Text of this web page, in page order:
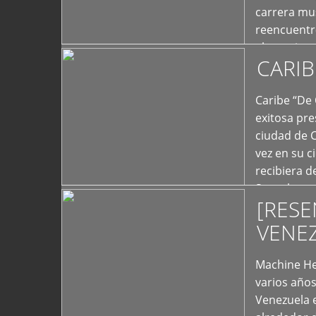
carrera
el exterior
Caribe
exitosa
ciudad de
vez en su
recibiera
Store los
Machine
varios
Venezuela